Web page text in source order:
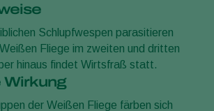
Schlupfwespen parasitieren
Fliege im zweiten und dritten
hinaus findet Wirtsfraß statt.
Wirkung
der Weißen Fliege färben sich